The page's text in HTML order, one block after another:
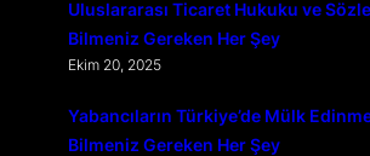
Uluslararası Ticaret Hukuku ve
Bilmeniz Gereken Her Şey
Ekim 20, 2025
Yabancıların Türkiye’de Mülk
Bilmeniz Gereken Her Şey